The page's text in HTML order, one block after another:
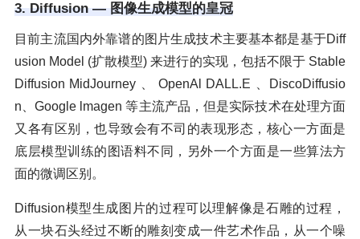
3. Diffusion — 图像生成模型的皇冠
目前主流国内外靠谱的图片生成技术主要基本都是基于Diff
usion Model (扩散模型) 来进行的实现，包括不限于 Stable
Diffusion MidJourney 、 OpenAl DALL.E 、DiscoDiffusio
n、Google lmagen 等主流产品，但是实际技术在处理方面
又各有区别，也导致会有不司的表现形态，核心一方面是
底层模型训练的图语料不同，另外一个方面是一些算法方
面的微调区别。
Diffusion模型生成图片的过程可以理解像是石雕的过程，
从一块石头经过不断的雕刻变成一件艺术作品，从一个噪